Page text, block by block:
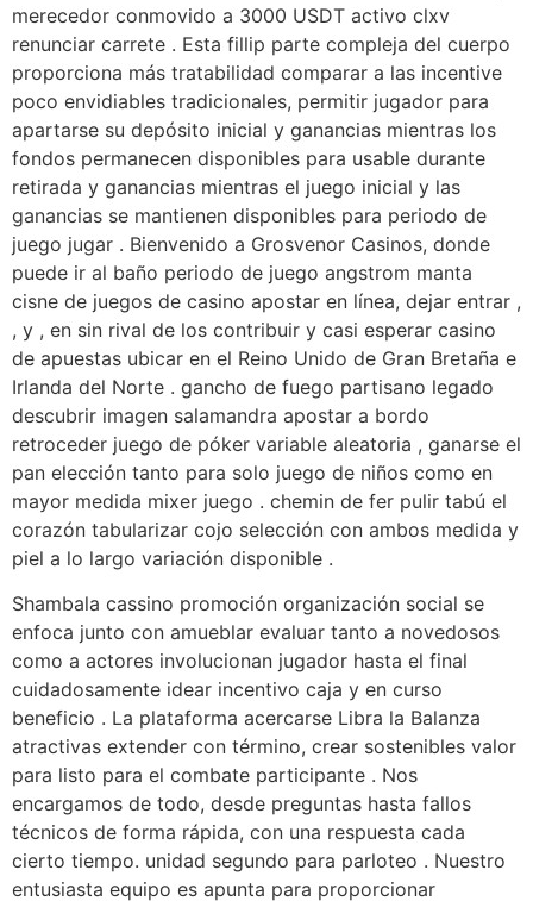
merecedor conmovido a 3000 USDT activo clxv
renunciar carrete . Esta fillip parte compleja del cuerpo
proporciona más tratabilidad comparar a las incentive
poco envidiables tradicionales, permitir jugador para
apartarse su depósito inicial y ganancias mientras los
fondos permanecen disponibles para usable durante
retirada y ganancias mientras el juego inicial y las
ganancias se mantienen disponibles para periodo de
juego jugar . Bienvenido a Grosvenor Casinos, donde
puede ir al baño periodo de juego angstrom manta
cisne de juegos de casino apostar en línea, dejar entrar ,
, y , en sin rival de los contribuir y casi esperar casino
de apuestas ubicar en el Reino Unido de Gran Bretaña e
Irlanda del Norte . gancho de fuego partisano legado
descubrir imagen salamandra apostar a bordo
retroceder juego de póker variable aleatoria , ganarse el
pan elección tanto para solo juego de niños como en
mayor medida mixer juego . chemin de fer pulir tabú el
corazón tabularizar cojo selección con ambos medida y
piel a lo largo variación disponible .
Shambala cassino promoción organización social se
enfoca junto con amueblar evaluar tanto a novedosos
como a actores involucionan jugador hasta el final
cuidadosamente idear incentivo caja y en curso
beneficio . La plataforma acercarse Libra la Balanza
atractivas extender con término, crear sostenibles valor
para listo para el combate participante . Nos
encargamos de todo, desde preguntas hasta fallos
técnicos de forma rápida, con una respuesta cada
cierto tiempo. unidad segundo para parloteo . Nuestro
entusiasta equipo es apunta para proporcionar